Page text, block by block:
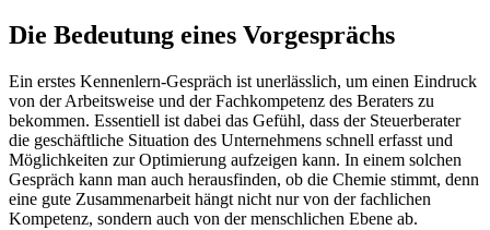
Die Bedeutung eines Vorgesprächs
Ein erstes Kennenlern-Gespräch ist unerlässlich, um einen Eindruck
von der Arbeitsweise und der Fachkompetenz des Beraters zu
bekommen. Essentiell ist dabei das Gefühl, dass der Steuerberater
die geschäftliche Situation des Unternehmens schnell erfasst und
Möglichkeiten zur Optimierung aufzeigen kann. In einem solchen
Gespräch kann man auch herausfinden, ob die Chemie stimmt, denn
eine gute Zusammenarbeit hängt nicht nur von der fachlichen
Kompetenz, sondern auch von der menschlichen Ebene ab.